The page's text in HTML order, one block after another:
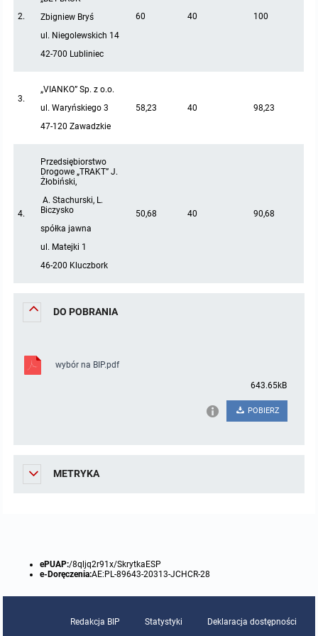
Zbiory danych przestrzennych
Punkty nieodpłatnej pomocy prawnej
Gminna Komisja Rozwiązywania Problemów Alkoholowych
Wybory Ławników 2024r.
Audyt
2.
Zbigniew Bryś
ul. Niegolewskich 14
42-700 Lubliniec
60 40 100
3.
„VIANKO” Sp. z o.o.
ul. Waryńskiego 3
47-120 Zawadzkie
58,23 40 98,23
4.
Przedsiębiorstwo
Drogowe „TRAKT” J.
Żłobiński,
A. Stachurski, L.
Biczysko
spółka jawna
ul. Matejki 1
46-200 Kluczbork
50,68 40 90,68
DO POBRANIA
wybór na BIP.pdf
643.65kB
POBIERZ
METRYKA
ePUAP:/8qljq2r91x/SkrytkaESP
e-Doręczenia:AE:PL-89643-20313-JCHCR-28
Redakcja BIP Statystyki Deklaracja dostępności